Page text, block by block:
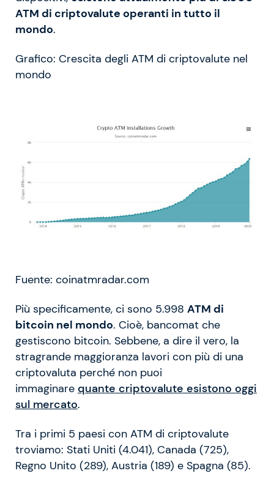
ATM di criptovalute operanti in tutto il
mondo.
Grafico: Crescita degli ATM di criptovalute nel
mondo
Fuente: coinatmradar.com
Più specificamente, ci sono 5.998 ATM di
bitcoin nel mondo. Cioè, bancomat che
gestiscono bitcoin. Sebbene, a dire il vero, la
stragrande maggioranza lavori con più di una
criptovaluta perché non puoi
immaginare quante criptovalute esistono oggi
sul mercato.
Tra i primi 5 paesi con ATM di criptovalute
troviamo: Stati Uniti (4.041), Canada (725),
Regno Unito (289), Austria (189) e Spagna (85).